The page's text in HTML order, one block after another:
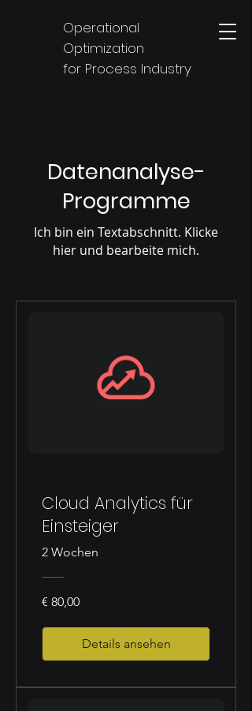
Operational
Optimization
for Process Industry
Datenanalyse-
Programme
Ich bin ein Textabschnitt. Klicke
hier und bearbeite mich.
Cloud Analytics für
Einsteiger
2 Wochen
€ 80,00
Details ansehen